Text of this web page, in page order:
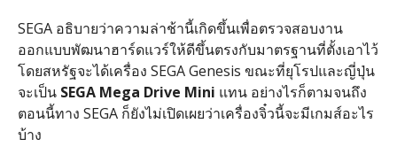
SEGA อธิบายว่าความล่าช้านี้เกิดขึ้นเพื่อตรวจสอบงาน
ออกแบบพัฒนาฮาร์ดแวร์ให้ดีขึ้นตรงกับมาตรฐานที่ตั้งเอาไว้
โดยสหรัฐจะได้เครื่อง SEGA Genesis ขณะที่ยุโรปและญี่ปุ่น
จะเป็น SEGA Mega Drive Mini แทน อย่างไรก็ตามจนถึง
ตอนนี้ทาง SEGA ก็ยังไม่เปิดเผยว่าเครื่องจิ๋วนี้จะมีเกมส์อะไร
บ้าง